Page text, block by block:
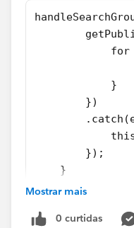
for
            }
        })
        });
    }
Mostrar mais
0 curtidas